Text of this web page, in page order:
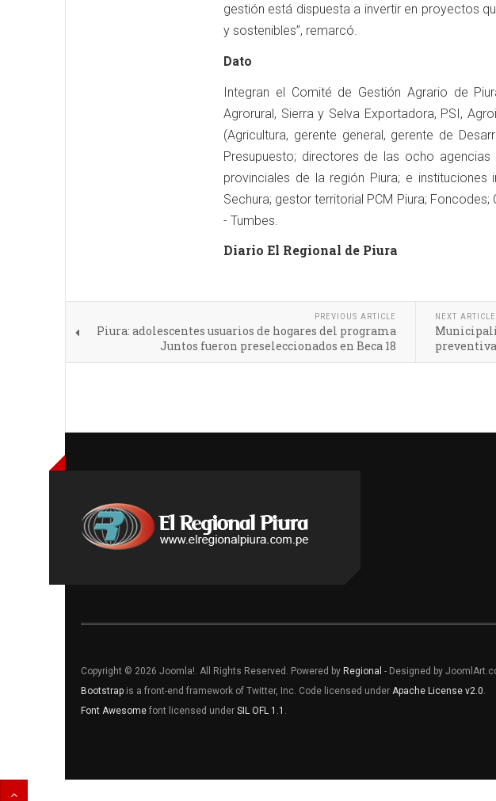
gestión está dispuesta a invertir en proyectos
y sostenibles”, remarcó.
Dato
Integran el Comité de Gestión Agrario de
Agrorural, Sierra y Selva Exportadora, PSI,
(Agricultura, gerente general, gerente de
Presupuesto; directores de las ocho agencias
provinciales de la región Piura; e
Sechura; gestor territorial PCM Piura; Foncodes;
- Tumbes.
Diario El Regional de Piura
PREVIOUS ARTICLE
Piura: adolescentes usuarios de hogares del programa
Juntos fueron preseleccionados en Beca 18
NEXT ARTICLE
Copyright © 2026 Joomla!. All Rights Reserved. Powered by Regional - Designed by
Bootstrap is a front-end framework of Twitter, Inc. Code licensed under Apache License v2.0
Font Awesome font licensed under SIL OFL 1.1